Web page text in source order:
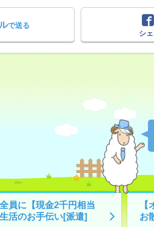
で送る
シ
員に【現金2千円相当
活のお手伝い[派遣]
お